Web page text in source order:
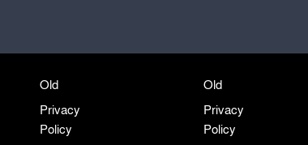
Old
Privacy
Policy
Old
Privacy
Policy